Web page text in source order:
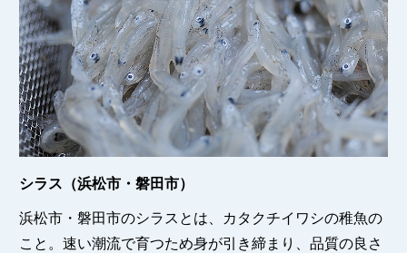
シラス（浜松市・磐田市）
浜松市・磐田市のシラスとは、カタクチイワシの稚魚の
こと。速い潮流で育つため身が引き締まり、品質の良さ